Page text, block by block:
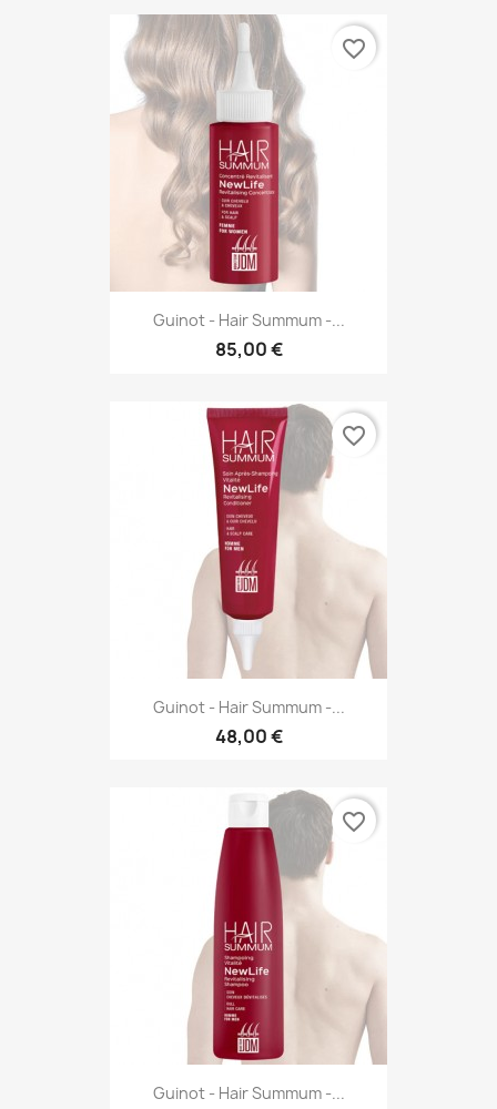
Guinot - Hair Summum -...
85,00 €
favorite_border
Guinot - Hair Summum -...
48,00 €
favorite_border
Guinot - Hair Summum -...
favorite_border